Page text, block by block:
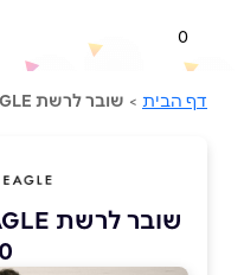
0
דף הבית > שובר לרשת AMERICAN EAGLE בשווי 200 ₪